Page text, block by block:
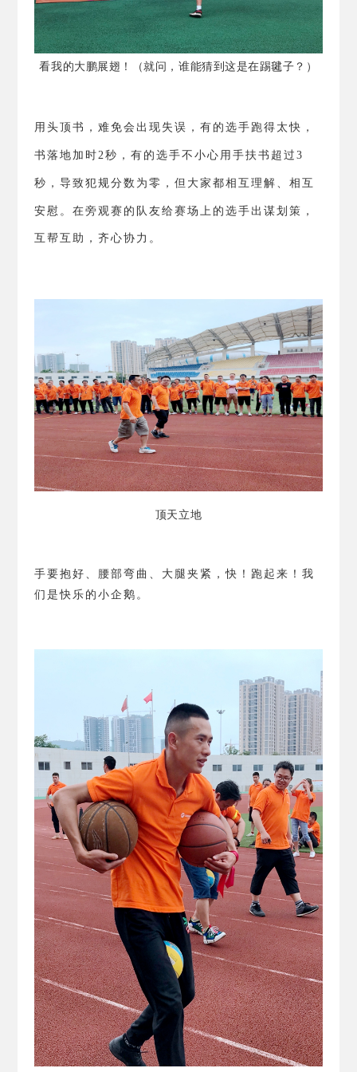
看我的大鹏展翅！（就问，谁能猜到这是在踢毽子？）
用头顶书，难免会出现失误，有的选手跑得太快，
书落地加时 2 秒，有的选手不小心用手扶书超过 3
秒，导致犯规分数为零，但大家都相互理解、相互
安慰。 在旁观赛的队友给赛场上的选手出谋划策，
互帮互助，齐心协力。
顶天立地
手要抱好、腰部弯曲、大腿夹紧，快！跑起来！我
们是快乐的小企鹅。